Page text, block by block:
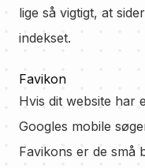
lige så vigtigt, at
indekset.
Favikon
Hvis dit website har
Googles mobile
Favikons er de små